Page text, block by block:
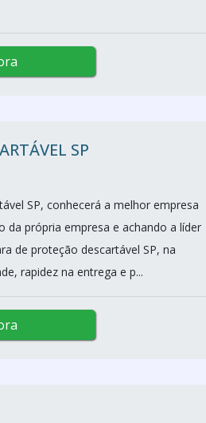
SP
SP, conhecerá a melhor empresa
própria empresa e achando a líder
de proteção descartável SP, na
rapidez na entrega e p...